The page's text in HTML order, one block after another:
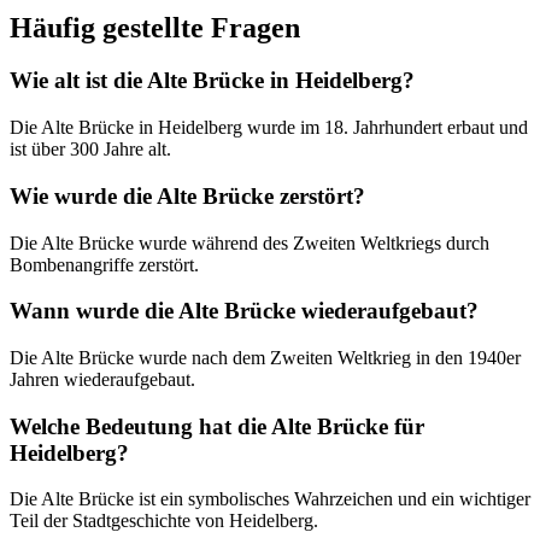
Häufig gestellte Fragen
Wie alt ist die Alte Brücke in Heidelberg?
Die Alte Brücke in Heidelberg wurde im 18. Jahrhundert erbaut und
ist über 300 Jahre alt.
Wie wurde die Alte Brücke zerstört?
Die Alte Brücke wurde während des Zweiten Weltkriegs durch
Bombenangriffe zerstört.
Wann wurde die Alte Brücke wiederaufgebaut?
Die Alte Brücke wurde nach dem Zweiten Weltkrieg in den 1940er
Jahren wiederaufgebaut.
Welche Bedeutung hat die Alte Brücke für
Heidelberg?
Die Alte Brücke ist ein symbolisches Wahrzeichen und ein wichtiger
Teil der Stadtgeschichte von Heidelberg.